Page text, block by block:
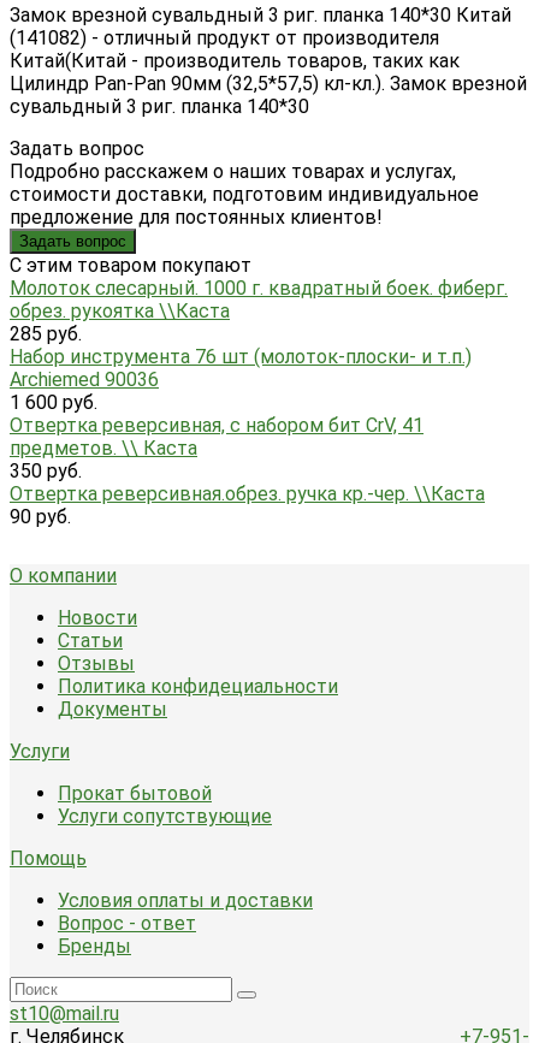
Замок врезной сувальдный 3 риг. планка 140*30 Китай
(141082) - отличный продукт от производителя
Китай(Китай - производитель товаров, таких как
Цилиндр Pan-Рan 90мм (32,5*57,5) кл-кл.). Замок врезной
сувальдный 3 риг. планка 140*30
Задать вопрос
Подробно расскажем о наших товарах и услугах,
стоимости доставки, подготовим индивидуальное
предложение для постоянных клиентов!
Задать вопрос
C этим товаром покупают
Молоток слесарный. 1000 г. квадратный боек. фиберг.
обрез. рукоятка \\Каста
285 руб.
Набор инструмента 76 шт (молоток-плоски- и т.п.)
Archiemed 90036
1 600 руб.
Отвертка реверсивная, с набором бит CrV, 41
предметов. \\ Каста
350 руб.
Отвертка реверсивная.обрез. ручка кр.-чер. \\Каста
90 руб.
О компании
Новости
Статьи
Отзывы
Политика конфидециальности
Документы
Услуги
Прокат бытовой
Услуги сопутствующие
Помощь
Условия оплаты и доставки
Вопрос - ответ
Бренды
st10@mail.ru
г. Челябинск
+7-951-